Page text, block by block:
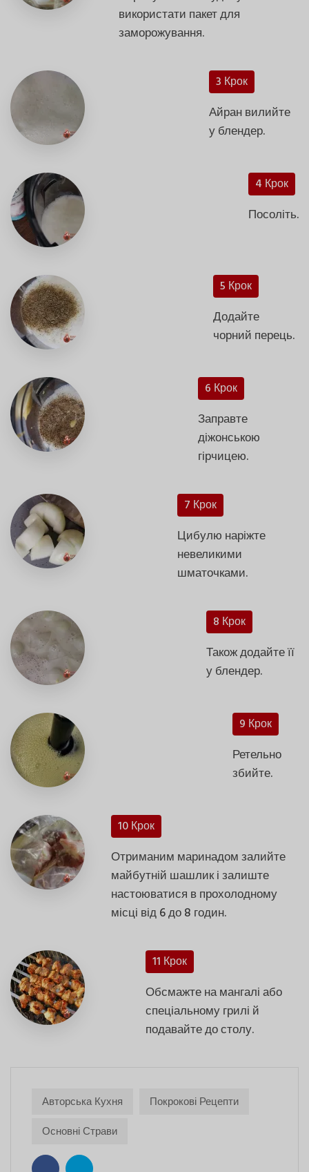
використати пакет для
заморожування.
3 Крок
Айран вилийте
у блендер.
4 Крок
Посоліть.
5 Крок
Додайте
чорний перець.
6 Крок
Заправте
діжонською
гірчицею.
7 Крок
Цибулю наріжте
невеликими
шматочками.
8 Крок
Також додайте її
у блендер.
9 Крок
Ретельно
збийте.
10 Крок
Отриманим маринадом залийте
майбутній шашлик і залиште
настоюватися в прохолодному
місці від 6 до 8 годин.
11 Крок
Обсмажте на мангалі або
спеціальному грилі й
подавайте до столу.
Авторська Кухня
Покрокові Рецепти
Основні Страви